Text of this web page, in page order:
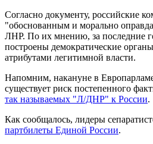
Согласно документу, российские
"обоснованным и морально
ЛНР. По их мнению, за последние
построены демократические
атрибутами легитимной власти.
Напомним, накануне в
существует риск постепенного
так называемых "Л/ДНР" к России.
Как сообщалось, лидеры
партбилеты Единой России.